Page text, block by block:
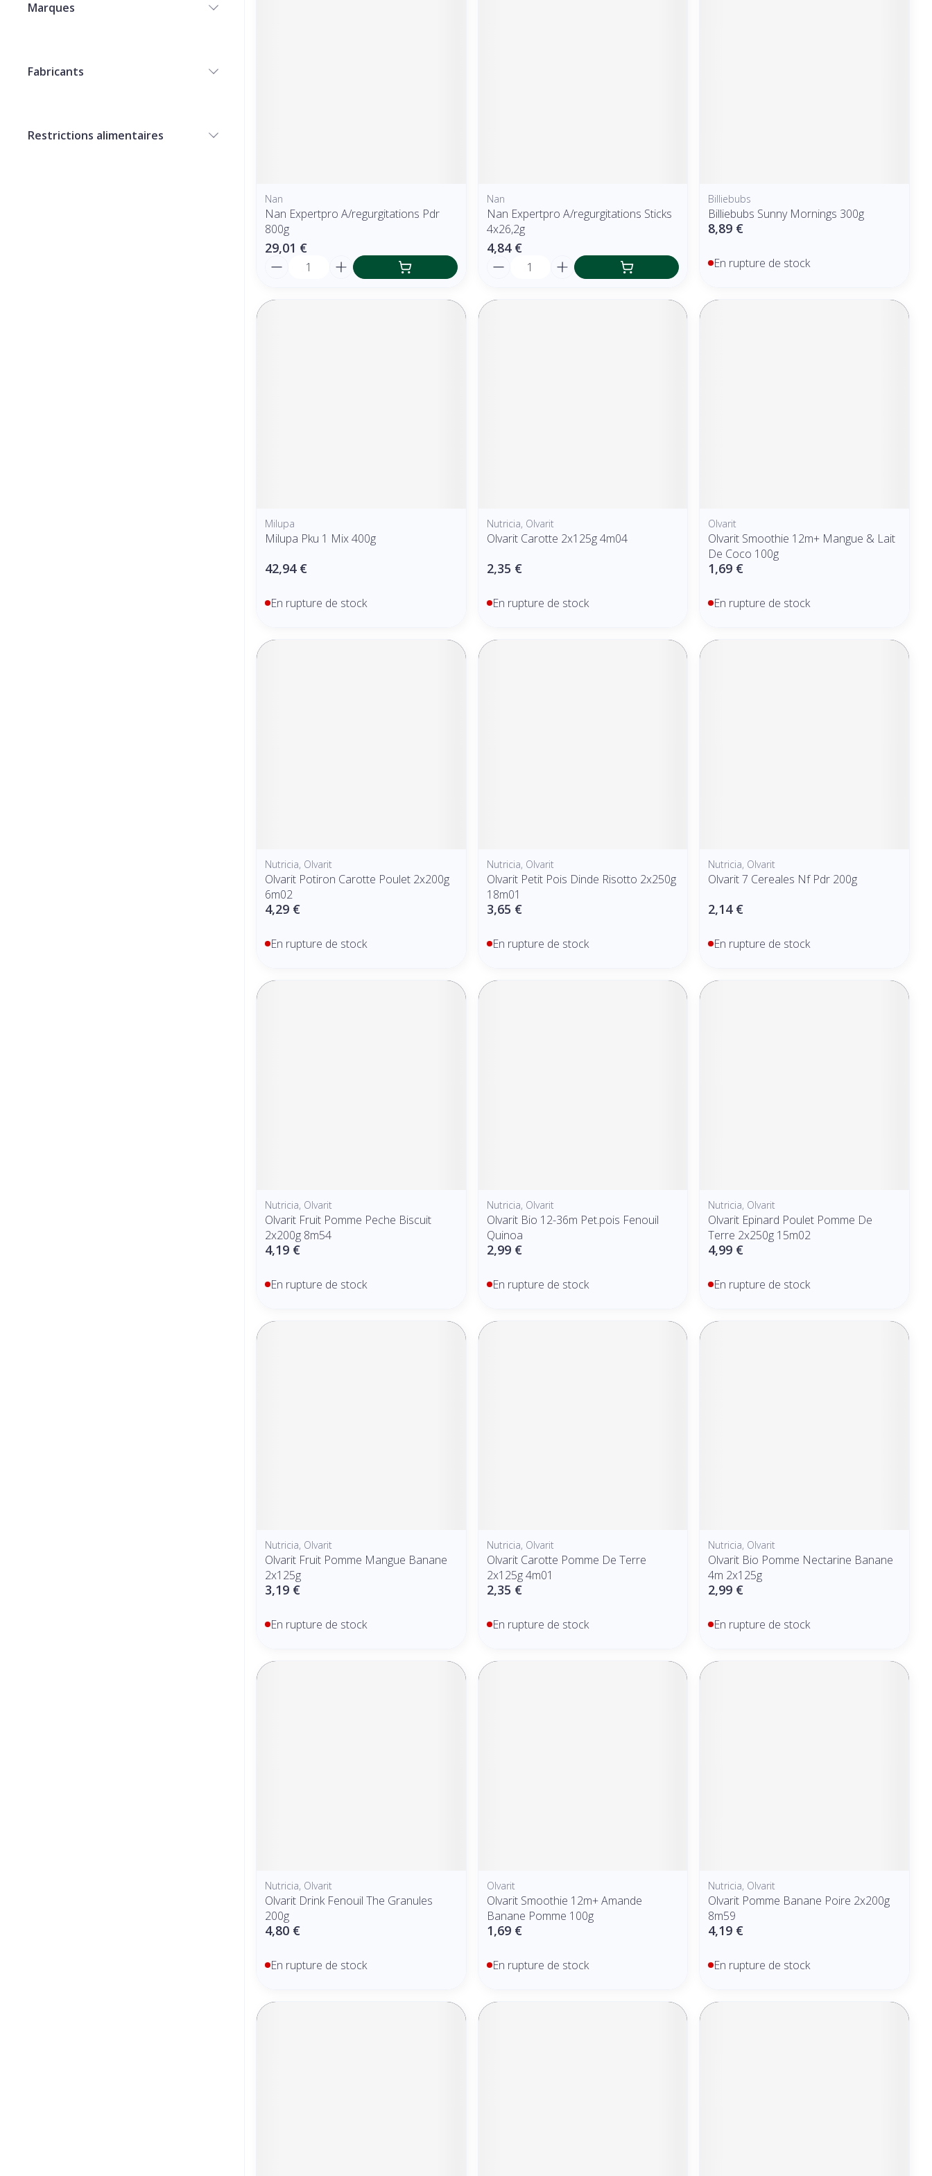
Marques
Fabricants
Restrictions alimentaires
Nan
Nan Expertpro A/regurgitations Pdr
800g
29,01 €
Quantité
Nan
Nan Expertpro A/regurgitations Sticks
4x26,2g
4,84 €
Quantité
Billiebubs
Billiebubs Sunny Mornings 300g
8,89 €
En rupture de stock
Milupa
Milupa Pku 1 Mix 400g
42,94 €
En rupture de stock
Nutricia, Olvarit
Olvarit Carotte 2x125g 4m04
2,35 €
En rupture de stock
Olvarit
Olvarit Smoothie 12m+ Mangue & Lait
De Coco 100g
1,69 €
En rupture de stock
Nutricia, Olvarit
Olvarit Potiron Carotte Poulet 2x200g
6m02
4,29 €
En rupture de stock
Nutricia, Olvarit
Olvarit Petit Pois Dinde Risotto 2x250g
18m01
3,65 €
En rupture de stock
Nutricia, Olvarit
Olvarit 7 Cereales Nf Pdr 200g
2,14 €
En rupture de stock
Nutricia, Olvarit
Olvarit Fruit Pomme Peche Biscuit
2x200g 8m54
4,19 €
En rupture de stock
Nutricia, Olvarit
Olvarit Bio 12-36m Pet.pois Fenouil
Quinoa
2,99 €
En rupture de stock
Nutricia, Olvarit
Olvarit Epinard Poulet Pomme De
Terre 2x250g 15m02
4,99 €
En rupture de stock
Nutricia, Olvarit
Olvarit Fruit Pomme Mangue Banane
2x125g
3,19 €
En rupture de stock
Nutricia, Olvarit
Olvarit Carotte Pomme De Terre
2x125g 4m01
2,35 €
En rupture de stock
Nutricia, Olvarit
Olvarit Bio Pomme Nectarine Banane
4m 2x125g
2,99 €
En rupture de stock
Nutricia, Olvarit
Olvarit Drink Fenouil The Granules
200g
4,80 €
En rupture de stock
Olvarit
Olvarit Smoothie 12m+ Amande
Banane Pomme 100g
1,69 €
En rupture de stock
Nutricia, Olvarit
Olvarit Pomme Banane Poire 2x200g
8m59
4,19 €
En rupture de stock